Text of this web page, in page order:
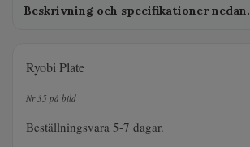
Beskrivning och specifikationer nedan.
Ryobi Plate
Nr 35 på bild
Beställningsvara 5-7 dagar.